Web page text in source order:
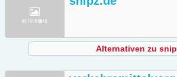
Alternativen zu